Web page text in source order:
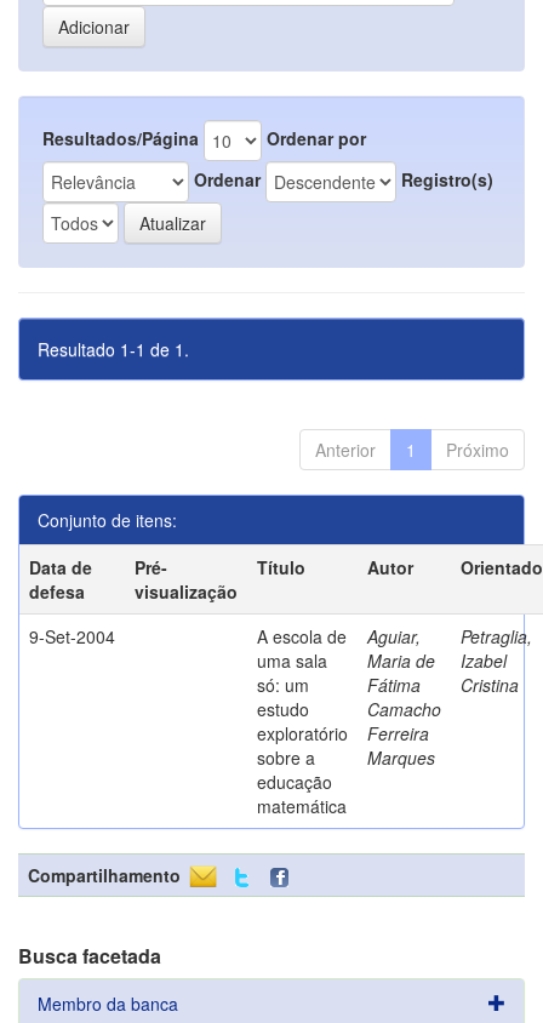
Resultados/Página
Ordenar por
Ordenar
Registro(s)
Resultado 1-1 de 1.
Anterior 1 Próximo
Conjunto de itens:
Data de
defesa
Pré-
visualização
Título Autor
9-Set-2004
A escola de
uma sala
só: um
estudo
exploratório
sobre a
educação
matemática
Aguiar,
Maria de
Fátima
Camacho
Ferreira
Marques
Petraglia,
Izabel
Cristina
Compartilhamento
Busca facetada
Membro da banca